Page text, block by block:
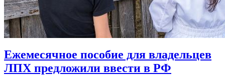
Ежемесячное пособие для владельцев
ЛПХ предложили ввести в РФ